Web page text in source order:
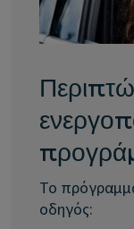
Το
οδηγός: